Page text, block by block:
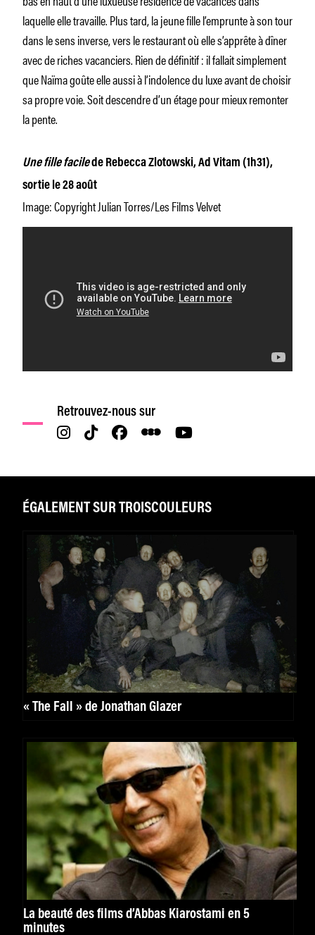
laquelle elle travaille. Plus tard, la jeune fille l’emprunte à son tour
dans le sens inverse, vers le restaurant où elle s’apprête à dîner
avec de riches vacanciers. Rien de définitif : il fallait simplement
que Naïma goûte elle aussi à l’indolence du luxe avant de choisir
sa propre voie. Soit descendre d’un étage pour mieux remonter
la pente.
Une fille facilede Rebecca Zlotowski, Ad Vitam (1h31),
sortie le 28 août
Image: Copyright Julian Torres/Les Films Velvet
Retrouvez-nous sur
ÉGALEMENT SUR TROISCOULEURS
« The Fall » de Jonathan Glazer
La beauté des films d’Abbas Kiarostami en 5
minutes